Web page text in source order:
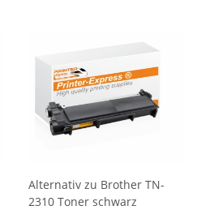
Alternativ zu Brother TN-
2310 Toner schwarz